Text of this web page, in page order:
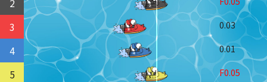
2
3 0.03
4 0.01
5 F0.05